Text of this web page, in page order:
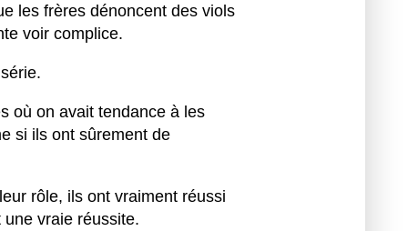
les frères dénoncent des viols
voir complice.
où on avait tendance à les
si ils ont sûrement de
rôle, ils ont vraiment réussi
vraie réussite.